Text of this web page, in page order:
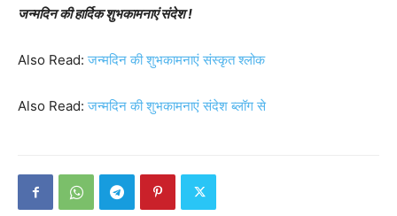
जन्मदिन की हार्दिक शुभकामनाएं संदेश !
Also Read:जन्मदिन की शुभकामनाएं संस्कृत श्लोक
Also Read:जन्मदिन की शुभकामनाएं संदेश ब्लॉग से